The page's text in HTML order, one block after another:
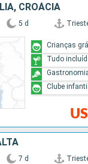
CROÁCIA
5 d
Crianças
Tudo
Clube
7 d